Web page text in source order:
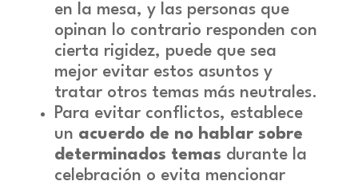
en la mesa, y las personas que
opinan lo contrario responden con
cierta rigidez, puede que sea
mejor evitar estos asuntos y
tratar otros temas más neutrales.
Para evitar conflictos, establece
un acuerdo de no hablar sobre
determinados temas durante la
celebración o evita mencionar